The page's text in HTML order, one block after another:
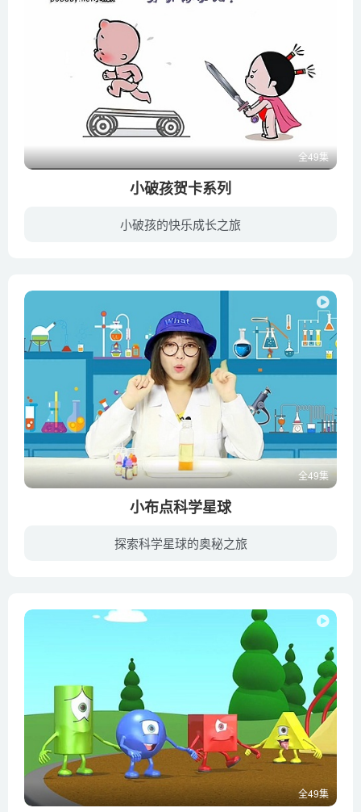
全49集
小破孩贺卡系列
小破孩的快乐成长之旅
全49集
小布点科学星球
探索科学星球的奥秘之旅
全49集